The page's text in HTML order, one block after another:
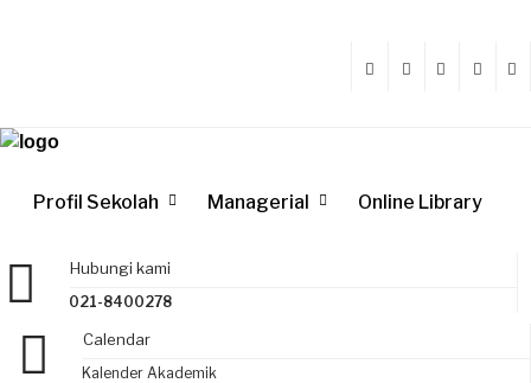
Profil Sekolah Managerial Online Library
Hubungi kami
021-8400278
Calendar
Kalender Akademik